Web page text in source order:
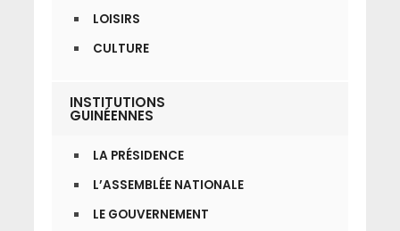
LOISIRS
CULTURE
INSTITUTIONS
GUINÉENNES
LA PRÉSIDENCE
L’ASSEMBLÉE NATIONALE
LE GOUVERNEMENT